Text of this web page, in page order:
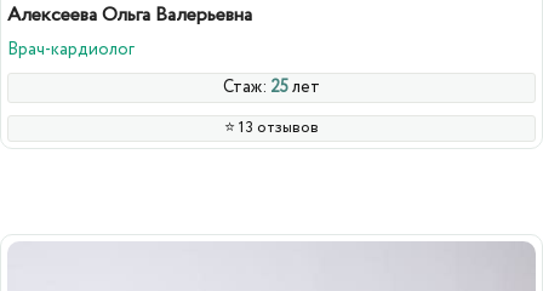
Алексеева Ольга Валерьевна
Врач-кардиолог
Стаж: 25лет
⭐️ 13 отзывов